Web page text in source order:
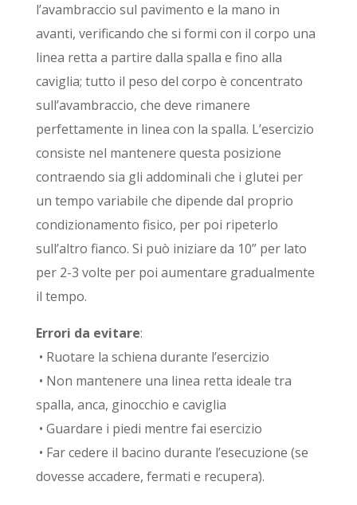
l’avambraccio sul pavimento e la mano in
avanti, verificando che si formi con il corpo una
linea retta a partire dalla spalla e fino alla
caviglia; tutto il peso del corpo è concentrato
sull’avambraccio, che deve rimanere
perfettamente in linea con la spalla. L’esercizio
consiste nel mantenere questa posizione
contraendo sia gli addominali che i glutei per
un tempo variabile che dipende dal proprio
condizionamento fisico, per poi ripeterlo
sull’altro fianco. Si può iniziare da 10” per lato
per 2-3 volte per poi aumentare gradualmente
il tempo.
Errori da evitare:
• Ruotare la schiena durante l’esercizio
• Non mantenere una linea retta ideale tra
spalla, anca, ginocchio e caviglia
• Guardare i piedi mentre fai esercizio
• Far cedere il bacino durante l’esecuzione (se
dovesse accadere, fermati e recupera).